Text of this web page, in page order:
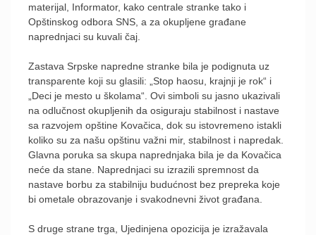
materijal, Informator, kako centrale stranke tako i
Opštinskog odbora SNS, a za okupljene građane
naprednjaci su kuvali čaj.
Zastava Srpske napredne stranke bila je podignuta uz
transparente koji su glasili: „Stop haosu, krajnji je rok“ i
„Deci je mesto u školama“. Ovi simboli su jasno ukazivali
na odlučnost okupljenih da osiguraju stabilnost i nastave
sa razvojem opštine Kovačica, dok su istovremeno istakli
koliko su za našu opštinu važni mir, stabilnost i napredak.
Glavna poruka sa skupa naprednjaka bila je da Kovačica
neće da stane. Naprednjaci su izrazili spremnost da
nastave borbu za stabilniju budućnost bez prepreka koje
bi ometale obrazovanje i svakodnevni život građana.
S druge strane trga, Ujedinjena opozicija je izražavala